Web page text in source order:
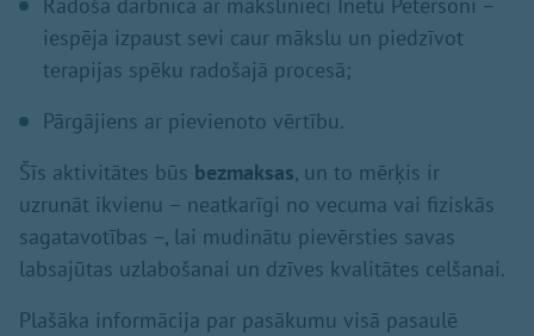
iespēja izpaust sevi caur mākslu un piedzīvot
terapijas spēku radošajā procesā;
Pārgājiens ar pievienoto vērtību.
Šīs aktivitātes būs bezmaksas, un to mērķis ir
uzrunāt ikvienu – neatkarīgi no vecuma vai fiziskās
sagatavotības –, lai mudinātu pievērsties savas
labsajūtas uzlabošanai un dzīves kvalitātes celšanai.
Plašāka informācija par pasākumu visā pasaulē